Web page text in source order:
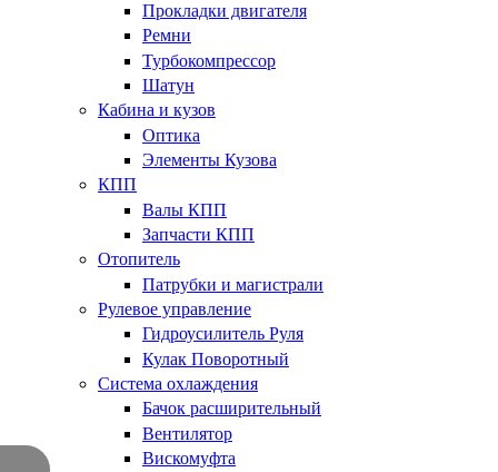
Прокладки двигателя
Ремни
Турбокомпрессор
Шатун
Кабина и кузов
Оптика
Элементы Кузова
КПП
Валы КПП
Запчасти КПП
Отопитель
Патрубки и магистрали
Рулевое управление
Гидроусилитель Руля
Кулак Поворотный
Система охлаждения
Бачок расширительный
Вентилятор
Вискомуфта